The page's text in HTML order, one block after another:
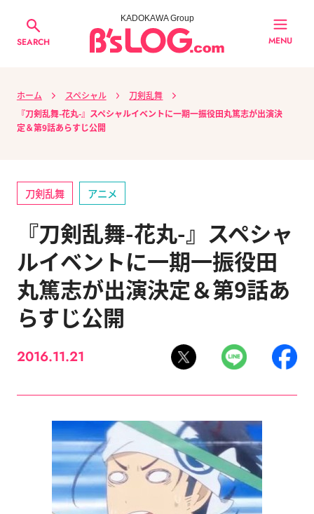
SEARCH
KADOKAWA Group
MENU
ホーム スペシャル
刀剣乱舞
『刀剣乱舞-花丸-』スペシャルイベントに一期一振役田丸篤志が出演決
定＆第9話あらすじ公開
刀剣乱舞 アニメ
『刀剣乱舞-花丸-』スペシャ
ルイベントに一期一振役田
丸篤志が出演決定＆第9話あ
らすじ公開
2016.11.21